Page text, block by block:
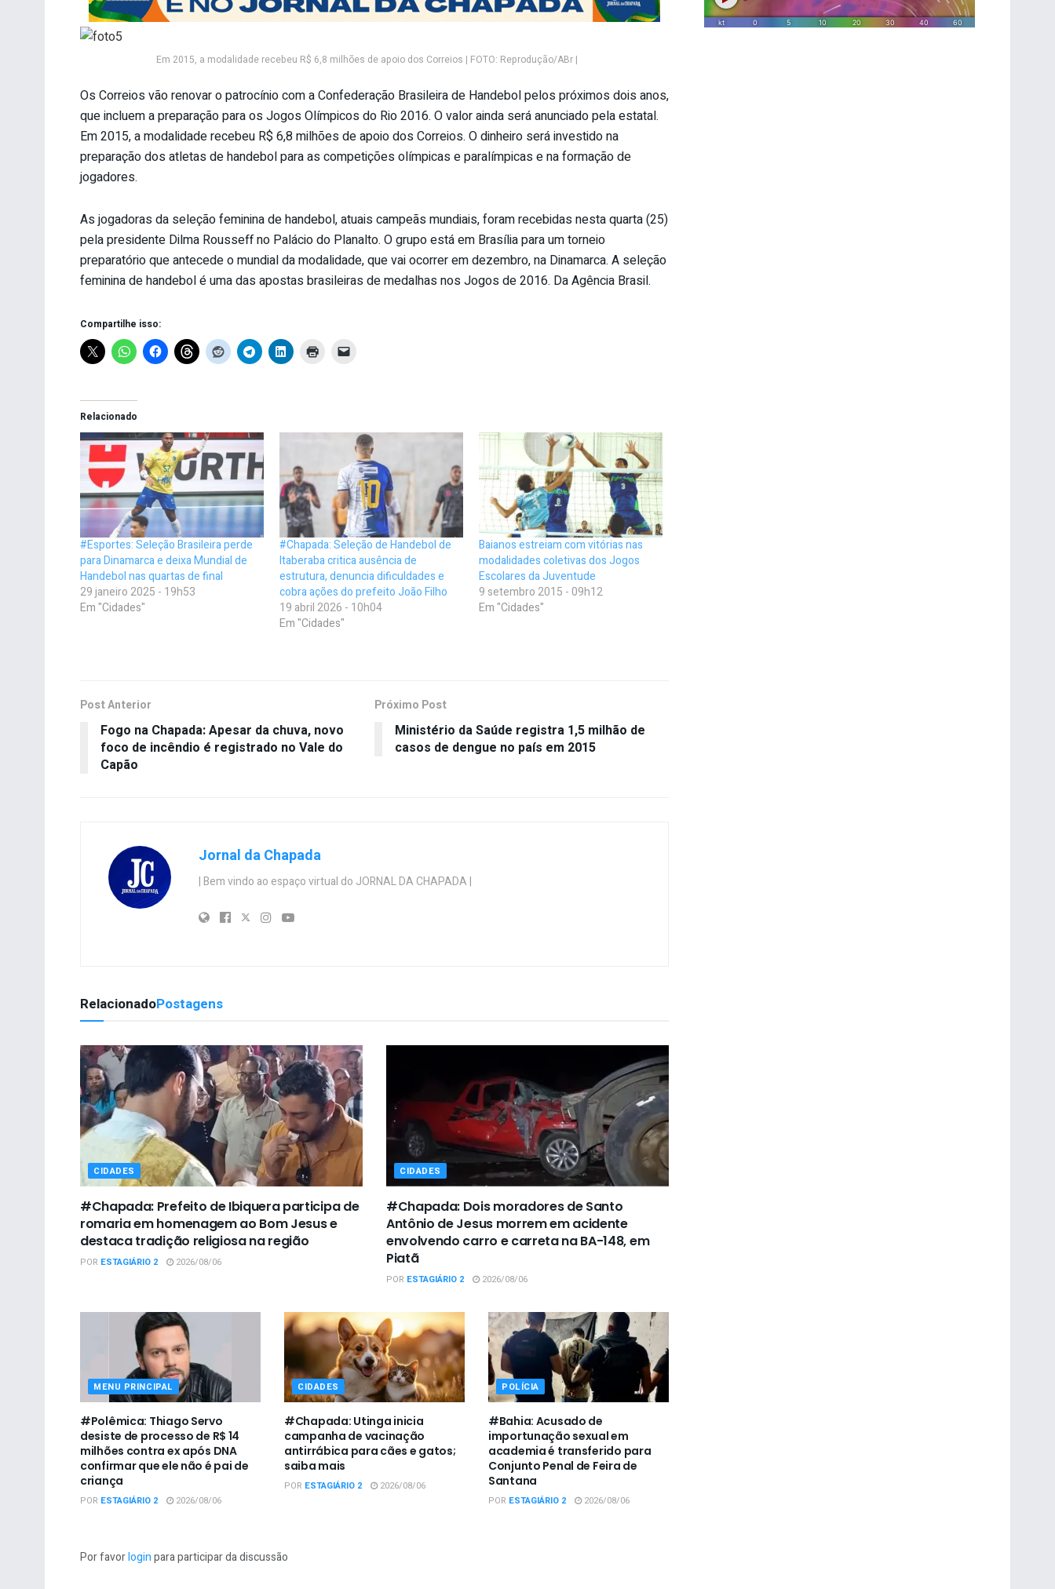
Em 2015, a modalidade recebeu R$ 6,8 milhões de apoio dos Correios | FOTO: Reprodução/ABr |
Os Correios vão renovar o patrocínio com a Confederação Brasileira de Handebol pelos próximos dois anos,
que incluem a preparação para os Jogos Olímpicos do Rio 2016. O valor ainda será anunciado pela estatal.
Em 2015, a modalidade recebeu R$ 6,8 milhões de apoio dos Correios. O dinheiro será investido na
preparação dos atletas de handebol para as competições olímpicas e paralímpicas e na formação de
jogadores.
As jogadoras da seleção feminina de handebol, atuais campeãs mundiais, foram recebidas nesta quarta (25)
pela presidente Dilma Rousseff no Palácio do Planalto. O grupo está em Brasília para um torneio
preparatório que antecede o mundial da modalidade, que vai ocorrer em dezembro, na Dinamarca. A seleção
feminina de handebol é uma das apostas brasileiras de medalhas nos Jogos de 2016. Da Agência Brasil.
Compartilhe isso:
Relacionado
#Esportes: Seleção Brasileira perde
para Dinamarca e deixa Mundial de
Handebol nas quartas de final
29 janeiro 2025 - 19h53
Em "Cidades"
#Chapada: Seleção de Handebol de
Itaberaba critica ausência de
estrutura, denuncia dificuldades e
cobra ações do prefeito João Filho
19 abril 2026 - 10h04
Em "Cidades"
Baianos estreiam com vitórias nas
modalidades coletivas dos Jogos
Escolares da Juventude
9 setembro 2015 - 09h12
Em "Cidades"
Post Anterior
Fogo na Chapada: Apesar da chuva, novo
foco de incêndio é registrado no Vale do
Capão
Próximo Post
Ministério da Saúde registra 1,5 milhão de
casos de dengue no país em 2015
Jornal da Chapada
| Bem vindo ao espaço virtual do JORNAL DA CHAPADA |
RelacionadoPostagens
CIDADES
#Chapada: Prefeito de Ibiquera participa de
romaria em homenagem ao Bom Jesus e
destaca tradição religiosa na região
POR ESTAGIÁRIO 2 2026/08/06
CIDADES
#Chapada: Dois moradores de Santo
Antônio de Jesus morrem em acidente
envolvendo carro e carreta na BA-148, em
Piatã
POR ESTAGIÁRIO 2 2026/08/06
MENU PRINCIPAL
#Polêmica: Thiago Servo
desiste de processo de R$ 14
milhões contra ex após DNA
confirmar que ele não é pai de
criança
POR ESTAGIÁRIO 2 2026/08/06
CIDADES
#Chapada: Utinga inicia
campanha de vacinação
antirrábica para cães e gatos;
saiba mais
POR ESTAGIÁRIO 2 2026/08/06
POLÍCIA
#Bahia: Acusado de
importunação sexual em
academia é transferido para
Conjunto Penal de Feira de
Santana
POR ESTAGIÁRIO 2 2026/08/06
Por favorloginpara participar da discussão